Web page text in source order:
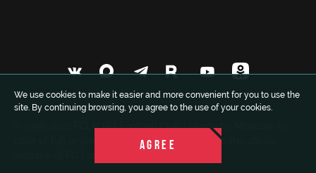
We use cookies to make it easier and more convenient for you to use the
site. By continuing browsing, you agree to the use of your cookies.
AGREE
© 1999-2022 FCLM.RU Football club Lokomotiv Moscow. In
case of full or partial use of materials a link to the official